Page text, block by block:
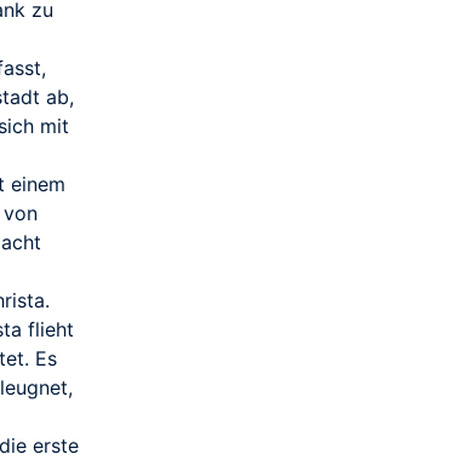
zu
ab,
mit
einem
flieht
Es
erste